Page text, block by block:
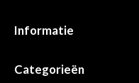
Informatie
Categorieën